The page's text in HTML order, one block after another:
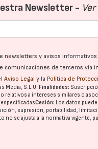
Newsletter -
newsletters y avisos
comunicaciones de terceros vía
Aviso Legal y la Política de
Media, S.L.U. Finalidades:
relativos a intereses similares o
especificadasCesión: Los datos
supresión, portabilidad,
no se ajusta a la normativa vigente,